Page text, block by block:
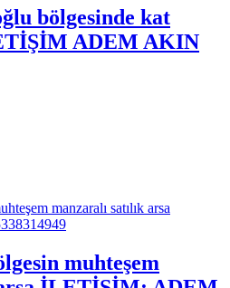
bölgesinde kat
ADEM AKIN
muhteşem